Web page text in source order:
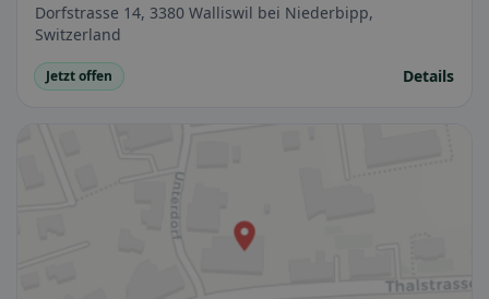
Dorfstrasse 14, 3380 Walliswil bei Niederbipp,
Switzerland
Jetzt offen Details